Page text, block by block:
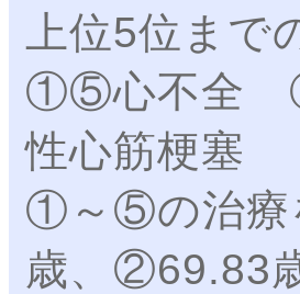
上位5位まで
①⑤心不全
性心筋梗塞
①～⑤の治療
歳、②69.83